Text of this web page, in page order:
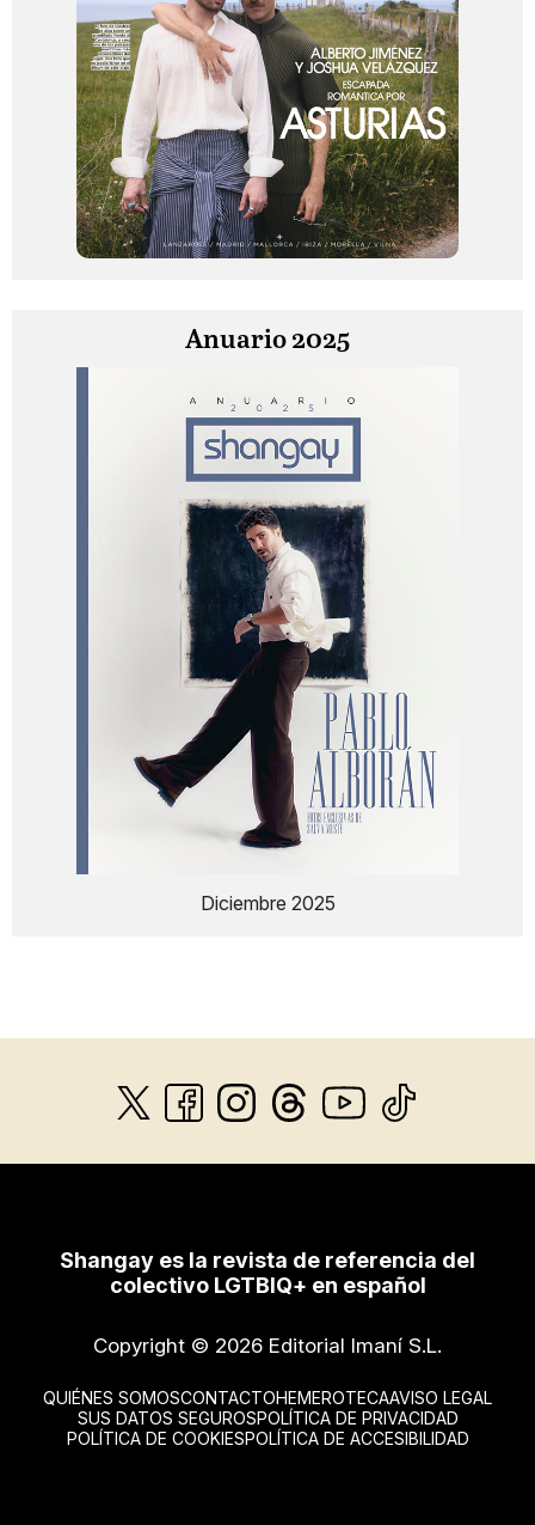
Anuario 2025
Diciembre 2025
Shangay es la revista de referencia del
colectivo LGTBIQ+ en español
Copyright © 2026 Editorial Imaní S.L.
QUIÉNES SOMOSCONTACTOHEMEROTECAAVISO LEGAL
SUS DATOS SEGUROSPOLÍTICA DE PRIVACIDAD
POLÍTICA DE COOKIESPOLÍTICA DE ACCESIBILIDAD